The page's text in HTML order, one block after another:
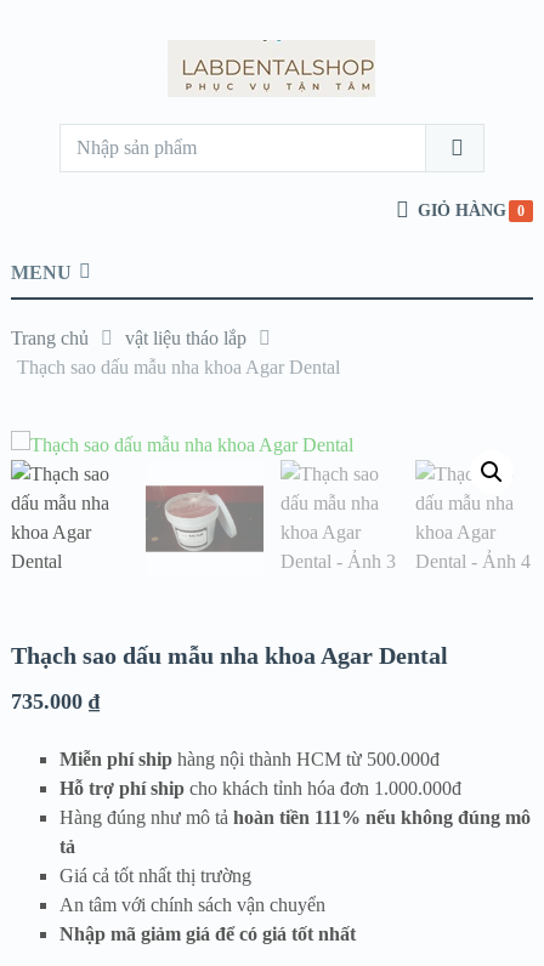
GIỎ HÀNG 0
MENU
Trang chủ
vật liệu tháo lắp
Thạch sao dấu mẫu nha khoa Agar Dental
Thạch sao dấu mẫu nha khoa Agar Dental
735.000 ₫
Miễn phí shiphàng nội thành HCM từ 500.000đ
Hỗ trợ phí shipcho khách tỉnh hóa đơn 1.000.000đ
Hàng đúng như mô tả hoàn tiền 111% nếu không đúng mô
tả
Giá cả tốt nhất thị trường
An tâm với chính sách vận chuyển
Nhập mã giảm giá để có giá tốt nhất